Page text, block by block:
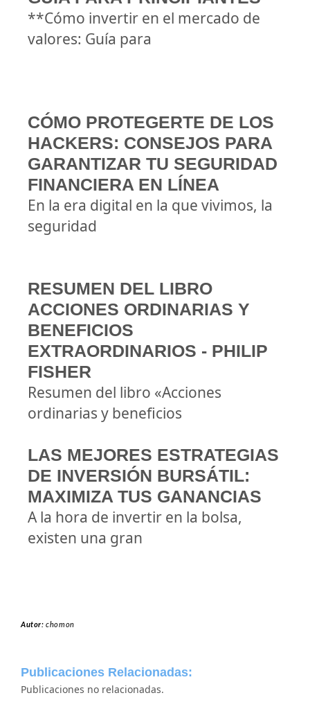
**Cómo invertir en el mercado de
valores: Guía para
CÓMO PROTEGERTE DE LOS
HACKERS: CONSEJOS PARA
GARANTIZAR TU SEGURIDAD
FINANCIERA EN LÍNEA
En la era digital en la que vivimos, la
seguridad
RESUMEN DEL LIBRO
ACCIONES ORDINARIAS Y
BENEFICIOS
EXTRAORDINARIOS - PHILIP
FISHER
Resumen del libro «Acciones
ordinarias y beneficios
LAS MEJORES ESTRATEGIAS
DE INVERSIÓN BURSÁTIL:
MAXIMIZA TUS GANANCIAS
A la hora de invertir en la bolsa,
existen una gran
Autor:chomon
Publicaciones Relacionadas:
Publicaciones no relacionadas.